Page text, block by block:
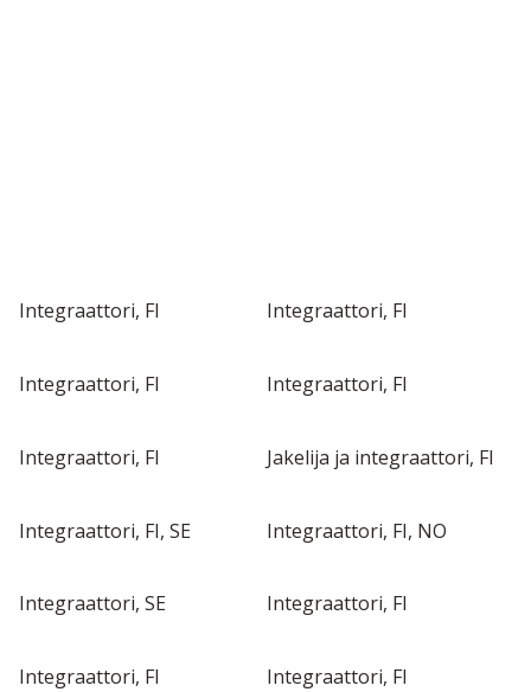
Integraattori, FI Integraattori, FI
Integraattori, FI Integraattori, FI
Integraattori, FI Jakelija ja integraattori, FI
Integraattori, FI, SE Integraattori, FI, NO
Integraattori, SE Integraattori, FI
Integraattori, FI Integraattori, FI